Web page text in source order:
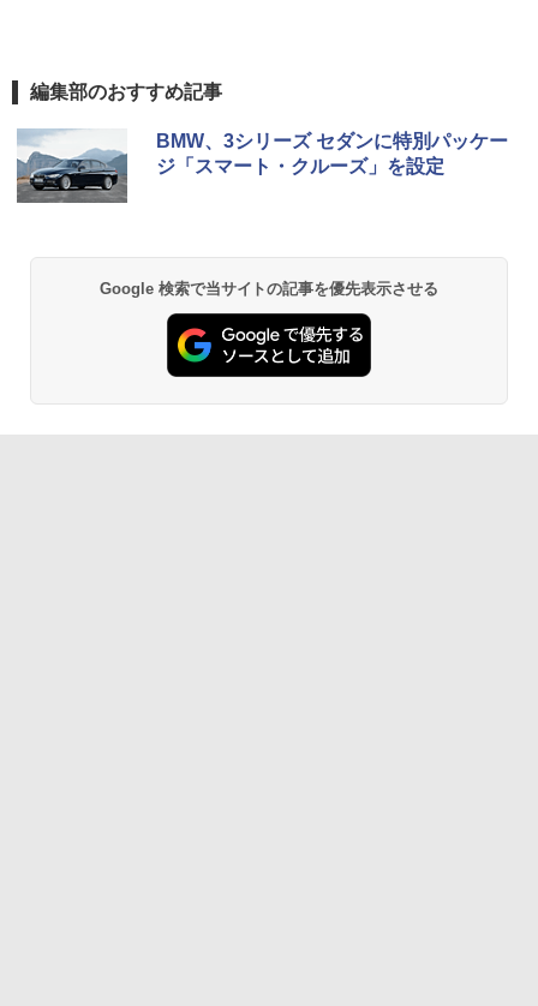
編集部のおすすめ記事
BMW、3シリーズ セダンに特別パッケー
ジ「スマート・クルーズ」を設定
Google 検索で当サイトの記事を優先表示させる